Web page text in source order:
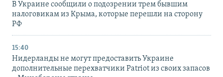
В Украине сообщили о подозрении трем бывшим
налоговикам из Крыма, которые перешли на сторону
РФ
15:40
Нидерланды не могут предоставить Украине
дополнительные перехватчики Patriot из своих запасов